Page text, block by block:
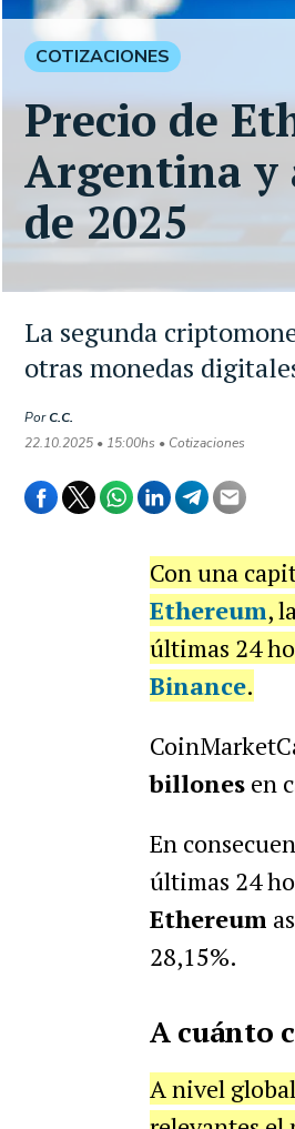
La segunda
otras monedas
PorC.C.
22.10.2025 • 15:00hs • Cotizaciones
COTIZACIONES
Precio de
Argentina y
de 2025
Con una
Ethereum,
últimas 24
Binance.
billonesen
En
últimas 24
Ethereum
28,15%.
A cuánto
A nivel